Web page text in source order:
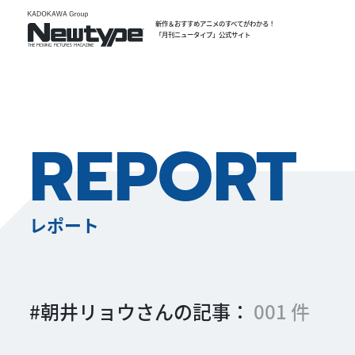
新作＆おすすめアニメのすべてがわかる！
「月刊ニュータイプ」公式サイト
REPORT
レポート
#朝井リョウさんの記事： 001 件